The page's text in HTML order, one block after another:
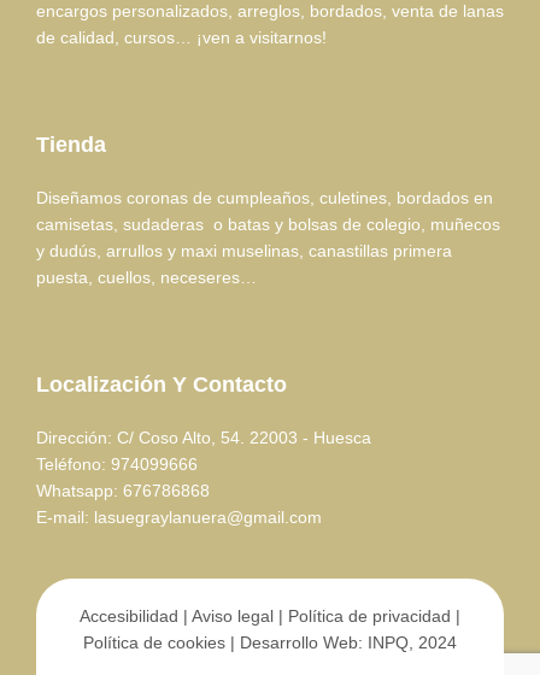
encargos personalizados, arreglos, bordados, venta de lanas
de calidad, cursos… ¡ven a visitarnos!
Tienda
Diseñamos coronas de cumpleaños, culetines, bordados en
camisetas, sudaderas o batas y bolsas de colegio, muñecos
y dudús, arrullos y maxi muselinas, canastillas primera
puesta, cuellos, neceseres…
Localización Y Contacto
Dirección: C/ Coso Alto, 54. 22003 - Huesca
Teléfono: 974099666
Whatsapp: 676786868
E-mail: lasuegraylanuera@gmail.com
Accesibilidad | Aviso legal | Política de privacidad |
Política de cookies | Desarrollo Web: INPQ , 2024